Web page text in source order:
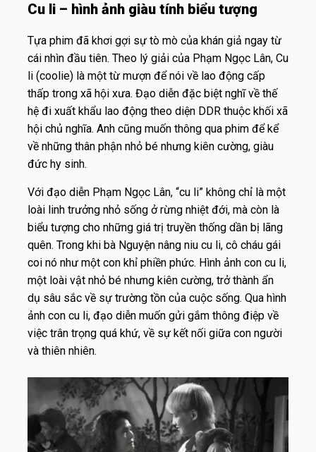
Cu li – hình ảnh giàu tính biểu tượng
Tựa phim đã khơi gợi sự tò mò của khán giả ngay từ
cái nhìn đầu tiên. Theo lý giải của Phạm Ngọc Lân, Cu
li (coolie) là một từ mượn để nói về lao động cấp
thấp trong xã hội xưa. Đạo diễn đặc biệt nghĩ về thế
hệ đi xuất khẩu lao động theo diện DDR thuộc khối xã
hội chủ nghĩa. Anh cũng muốn thông qua phim để kể
về những thân phận nhỏ bé nhưng kiên cường, giàu
đức hy sinh.
Với đạo diễn Phạm Ngọc Lân, “cu li” không chỉ là một
loài linh trưởng nhỏ sống ở rừng nhiệt đới, mà còn là
biểu tượng cho những giá trị truyền thống dần bị lãng
quên. Trong khi bà Nguyện nâng niu cu li, cô cháu gái
coi nó như một con khỉ phiền phức. Hình ảnh con cu li,
một loài vật nhỏ bé nhưng kiên cường, trở thành ẩn
dụ sâu sắc về sự trường tồn của cuộc sống. Qua hình
ảnh con cu li, đạo diễn muốn gửi gắm thông điệp về
việc trân trọng quá khứ, về sự kết nối giữa con người
và thiên nhiên.